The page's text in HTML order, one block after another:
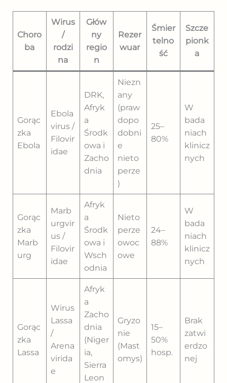
Choro
ba
Wirus
/
rodzi
na
Głów
ny
regio
n
Rezer
wuar
Śmier
telno
ść
Szcze
pionk
a
Gorąc
zka
Ebola
Ebola
virus /
Filovir
idae
DRK,
Afryk
a
Środk
owa i
Zacho
dnia
Niezn
any
(praw
dopo
dobni
e
nieto
perze
)
25–
80%
W
bada
niach
klinicz
nych
Gorąc
zka
Marb
urg
Marb
urgvir
us /
Filovir
idae
Afryk
a
Środk
owa i
Wsch
odnia
Nieto
perze
owoc
owe
24–
88%
W
bada
niach
klinicz
nych
Gorąc
zka
Lassa
Wirus
Lassa
/
Arena
virida
e
Afryk
a
Zacho
dnia
(Niger
ia,
Sierra
Leon
Gryzo
nie
(Mast
omys)
15–
50%
hosp.
Brak
zatwi
erdzo
nej